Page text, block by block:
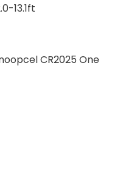
13.1ft
CR2025 One